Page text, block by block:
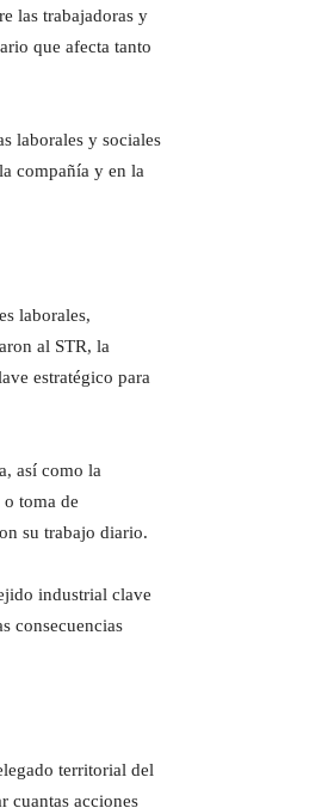
las trabajadoras y
que afecta tanto
laborales y sociales
compañía y en la
laborales,
al STR, la
estratégico para
así como la
toma de
su trabajo diario.
industrial clave
consecuencias
territorial del
cuantas acciones